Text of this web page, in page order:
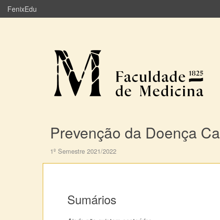
FenixEdu
Prevenção da Doença
1º Semestre 2021/2022
Sumários